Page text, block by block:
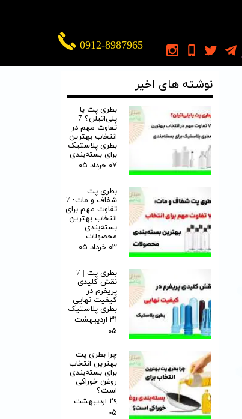
0912-8987965
نوشته های اخیر
بطری پت یا
پلی‌اتیلن؟ 7
تفاوت مهم در
انتخاب بهترین
بطری پلاستیک
برای بسته‌بندی
۰۷ خرداد ۰۵
بطری پت
شفاف و مات؛ 7
تفاوت مهم برای
انتخاب بهترین
بسته‌بندی
محصولات
۰۳ خرداد ۰۵
بطری پت | 7
نقش کلیدی
پریفرم در
کیفیت نهایی
بطری پلاستیک
۳۱ اردیبهشت
۰۵
چرا بطری پت
بهترین انتخاب
برای بسته‌بندی
روغن خوراکی
است؟
۲۹ اردیبهشت
۰۵